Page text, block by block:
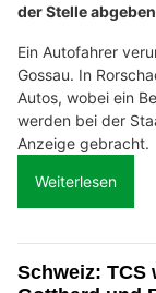
der Stelle
Ein Autofahrer
Gossau. In
Autos, wobei ein
werden bei der
Anzeige gebracht.
Weiterlesen
Schweiz: TCS